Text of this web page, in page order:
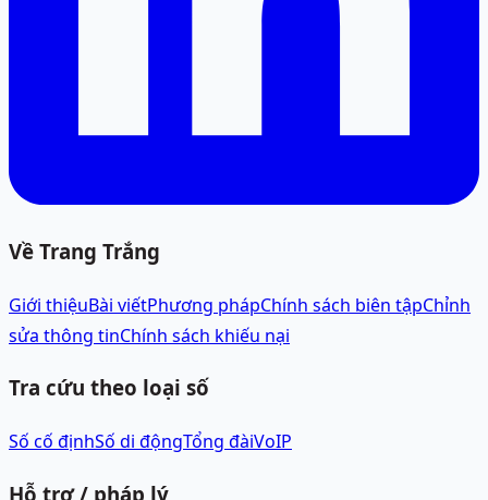
Về Trang Trắng
Giới thiệuBài viếtPhương phápChính sách biên tậpChỉnh
sửa thông tinChính sách khiếu nại
Tra cứu theo loại số
Số cố địnhSố di độngTổng đàiVoIP
Hỗ trợ / pháp lý